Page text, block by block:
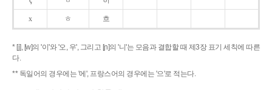
x ㅎ 흐
* [j], [w]의 '이'와 '오, 우', 그리고 [ɲ]의 '니'는 모음과 결합할 때 제3장 표기 세칙에 따른
다.
** 독일어의 경우에는 '에', 프랑스어의 경우에는 '으'로 적는다.